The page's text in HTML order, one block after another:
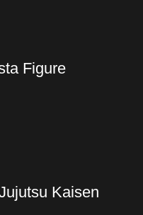
Figure
Kaisen